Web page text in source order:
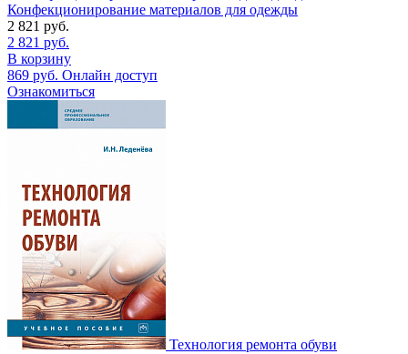
Конфекционирование материалов для одежды
2 821 руб.
2 821 руб.
В корзину
869 руб. Онлайн доступ
Ознакомиться
Технология ремонта обуви